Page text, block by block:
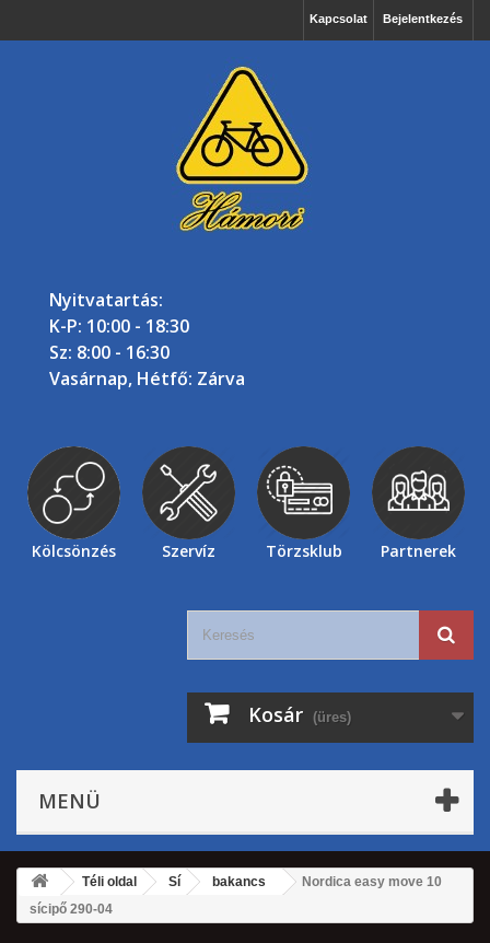
Bejelentkezés
Kapcsolat
Nyitvatartás:
K-P: 10:00 - 18:30
Sz: 8:00 - 16:30
Vasárnap, Hétfő: Zárva
Kölcsönzés Szervíz Törzsklub Partnerek
Kosár (üres)
MENÜ
Téli oldal Sí bakancs
Nordica easy move 10
sícipő 290-04